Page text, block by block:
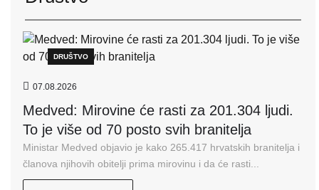
DRUŠTVO
07.08.2026
Medved: Mirovine će rasti za 201.304 ljudi.
To je više od 70 posto svih branitelja
Ministar Medved objavio je kako 265.417 hrvatskih branitelja i
članova njihovih obitelji prima mirovinu i da će rasti...